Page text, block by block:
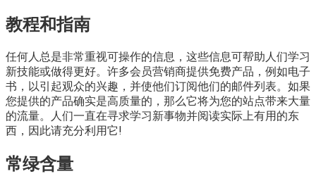
教程和指南
任何人总是非常重视可操作的信息，这些信息可帮助人们学习
新技能或做得更好。许多会员营销商提供免费产品，例如电子
书，以引起观众的兴趣，并使他们订阅他们的邮件列表。如果
您提供的产品确实是高质量的，那么它将为您的站点带来大量
的流量。人们一直在寻求学习新事物并阅读实际上有用的东
西，因此请充分利用它!
常绿含量